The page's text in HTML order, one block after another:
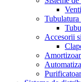
Accesorii